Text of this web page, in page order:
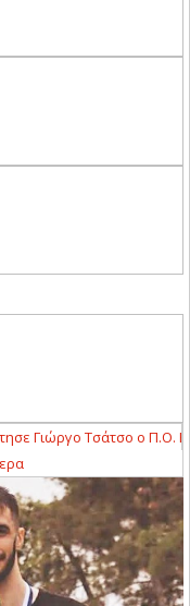
Γιώργο Τσάτσο ο Π.Ο.